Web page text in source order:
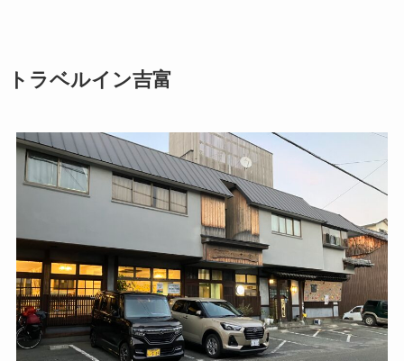
トラベルイン吉富